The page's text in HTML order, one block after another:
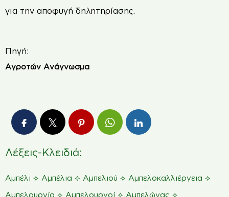
για την αποφυγή δηλητηρίασης.
Πηγή:
Αγροτών Ανάγνωσμα
Λέξεις-Κλειδιά:
Αμπέλι ⟡ Αμπέλια ⟡ Αμπελιού ⟡ Αμπελοκαλλιέργεια ⟡
Αμπελουργία ⟡ Αμπελουργοί⟡ Αμπελώνας ⟡